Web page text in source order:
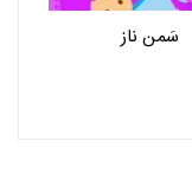
سَمن ناز